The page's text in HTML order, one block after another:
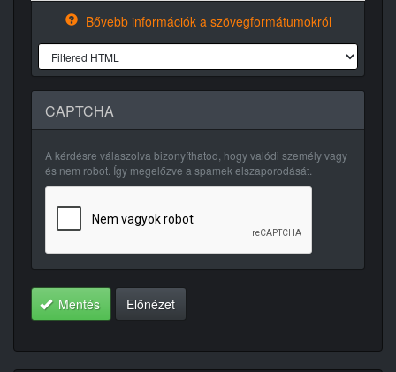
Bővebb információk a szövegformátumokról
CAPTCHA
A kérdésre válaszolva bizonyíthatod, hogy valódi személy vagy
és nem robot. Így megelőzve a spamek elszaporodását.
Mentés Előnézet